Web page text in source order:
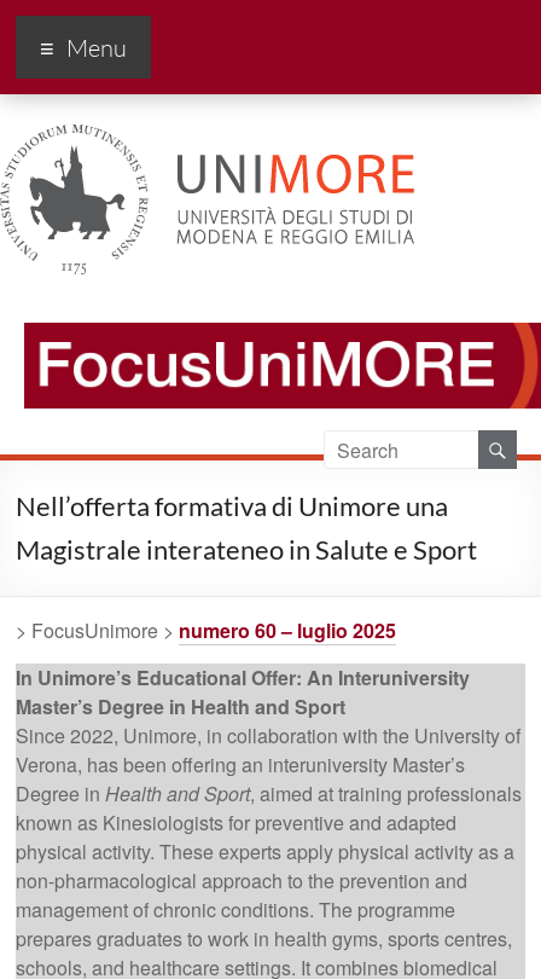
FocusUnimore
Menu
Nell’offerta formativa di Unimore una
Magistrale interateneo in Salute e Sport
> FocusUnimore > numero 60 – luglio 2025
In Unimore’s Educational Offer: An Interuniversity
Master’s Degree in Health and Sport
Since 2022, Unimore, in collaboration with the University of
Verona, has been offering an interuniversity Master’s
Degree inHealth and Sport, aimed at training professionals
known as Kinesiologists for preventive and adapted
physical activity. These experts apply physical activity as a
non-pharmacological approach to the prevention and
management of chronic conditions. The programme
prepares graduates to work in health gyms, sports centres,
schools, and healthcare settings. It combines biomedical